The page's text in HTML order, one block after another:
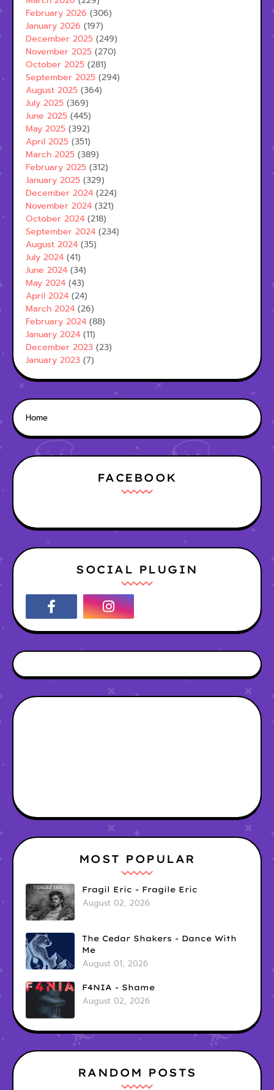
February 2026 (306)
January 2026 (197)
December 2025 (249)
November 2025 (270)
October 2025 (281)
September 2025 (294)
August 2025 (364)
July 2025 (369)
June 2025 (445)
May 2025 (392)
April 2025 (351)
March 2025 (389)
February 2025 (312)
January 2025 (329)
December 2024 (224)
November 2024 (321)
October 2024 (218)
September 2024 (234)
August 2024 (35)
July 2024 (41)
June 2024 (34)
May 2024 (43)
April 2024 (24)
March 2024 (26)
February 2024 (88)
January 2024 (11)
December 2023 (23)
January 2023 (7)
Home
FACEBOOK
SOCIAL PLUGIN
MOST POPULAR
Fragil Eric - Fragile Eric
August 02, 2026
The Cedar Shakers - Dance With
Me
August 01, 2026
F4NIA - Shame
August 02, 2026
RANDOM POSTS